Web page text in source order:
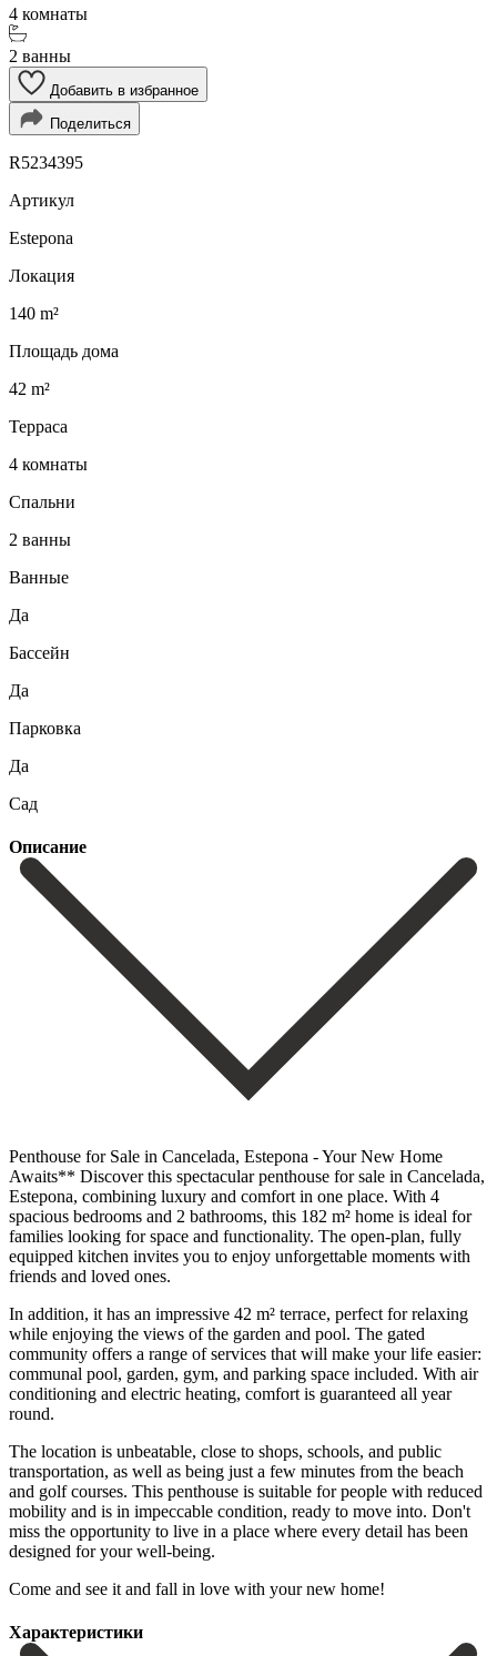
4 комнаты
2 ванны
Добавить в избранное
Поделиться
R5234395
Артикул
Estepona
Локация
140 m²
Площадь дома
42 m²
Терраса
4 комнаты
Спальни
2 ванны
Ванные
Да
Бассейн
Да
Парковка
Да
Сад
Описание
Penthouse for Sale in Cancelada, Estepona - Your New Home
Awaits** Discover this spectacular penthouse for sale in Cancelada,
Estepona, combining luxury and comfort in one place. With 4
spacious bedrooms and 2 bathrooms, this 182 m² home is ideal for
families looking for space and functionality. The open-plan, fully
equipped kitchen invites you to enjoy unforgettable moments with
friends and loved ones.
In addition, it has an impressive 42 m² terrace, perfect for relaxing
while enjoying the views of the garden and pool. The gated
community offers a range of services that will make your life easier:
communal pool, garden, gym, and parking space included. With air
conditioning and electric heating, comfort is guaranteed all year
round.
The location is unbeatable, close to shops, schools, and public
transportation, as well as being just a few minutes from the beach
and golf courses. This penthouse is suitable for people with reduced
mobility and is in impeccable condition, ready to move into. Don't
‌miss ‌the ‌opportunity ‌to live ‌in a ‌place where every detail has been
designed for ‌your well-being.
‌Come and ‌see it and ‌fall ‌in ‌love ‌with ‌your ‌new ‌home!
Характеристики